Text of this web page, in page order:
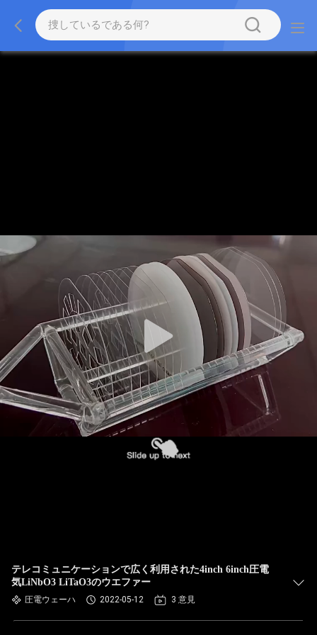
テレコミュニケーションで広く利用された4inch 6inch圧電
気LiNbO3 LiTaO3のウエファー
圧電ウェーハ 2022-05-12 3 意見